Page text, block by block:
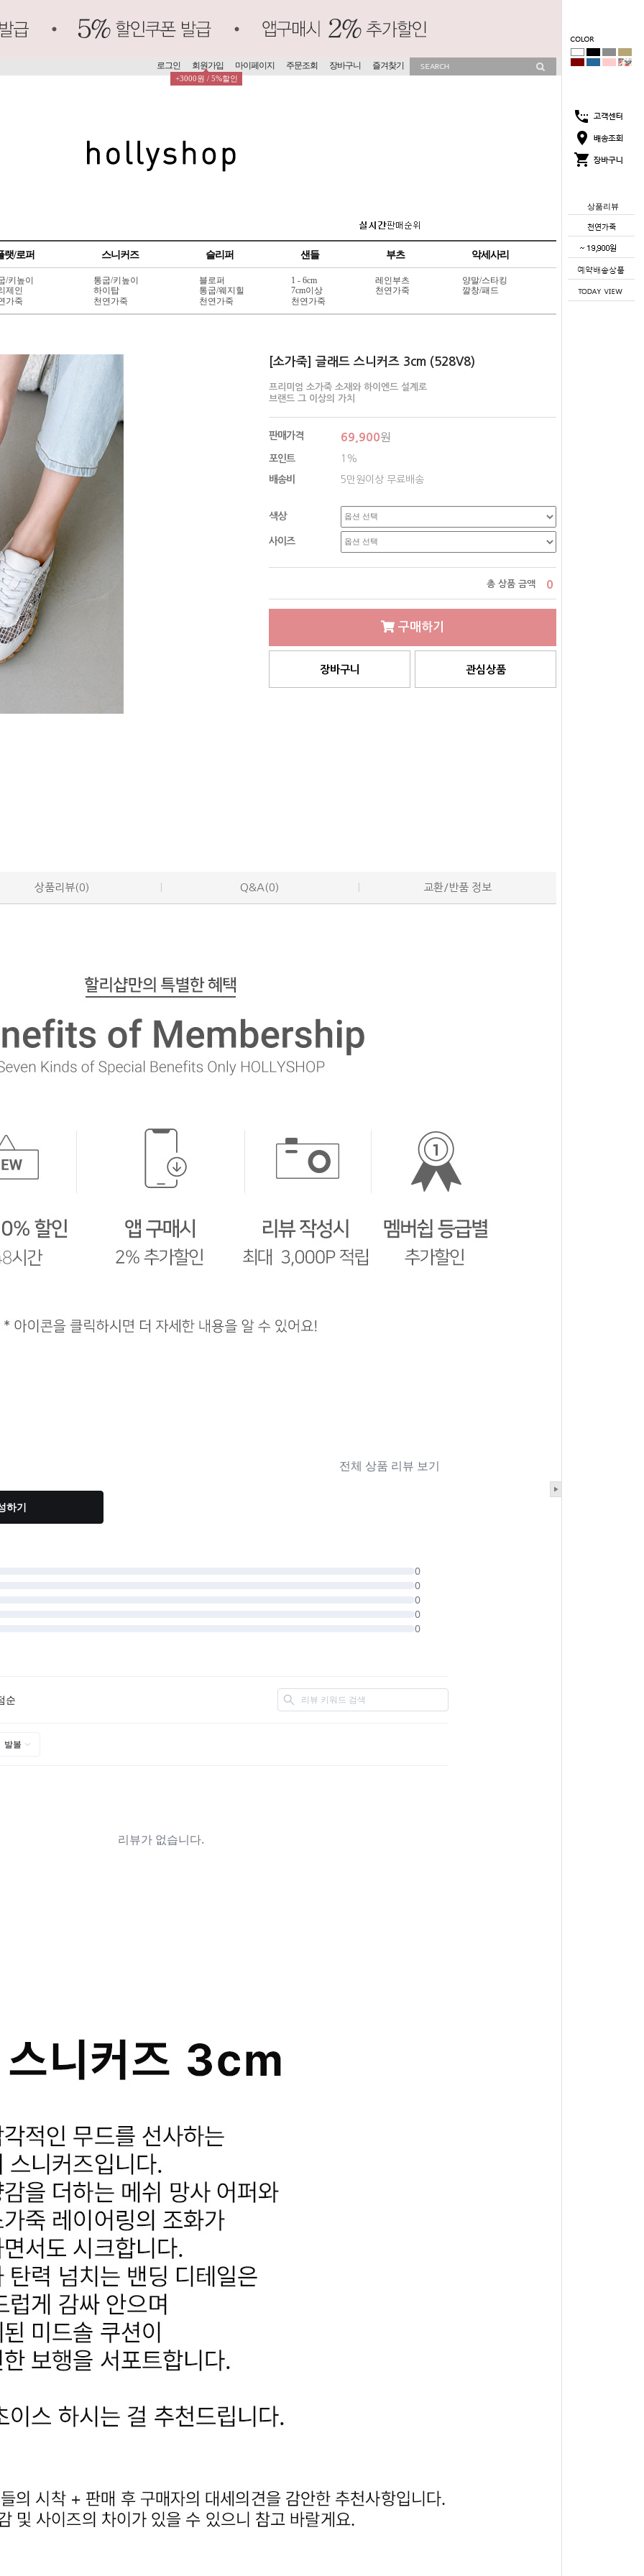
상품리뷰
로그인 회원가입
+3000원 / 5%할인
마이페이지 주문조회 장바구니 즐겨찾기
랫/로퍼 스니커즈 슬리퍼 샌들 부츠 악세사리
/키높이
제인
가죽
통굽/키높이
하이탑
천연가죽
블로퍼
통굽/웨지힐
천연가죽
1 - 6cm
7cm이상
천연가죽
레인부츠
천연가죽
양말/스타킹
깔창/패드
[소가죽] 글래드 스니커즈 3cm (528V8)
프리미엄 소가죽 소재와 하이엔드 설계로
브랜드 그 이상의 가치
판매가격 69,900원
포인트 1%
배송비 5만원이상 무료배송
색상
사이즈
총 상품 금액 0
구매하기
장바구니 관심상품
상품리뷰(0) Q&A(0) 교환/반품 정보